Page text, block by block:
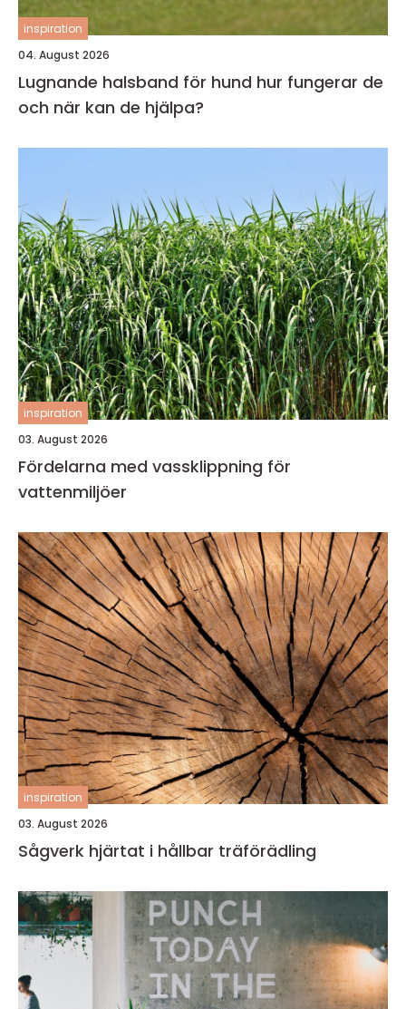
inspiration
04. August 2026
Lugnande halsband för hund hur fungerar de
och när kan de hjälpa?
inspiration
03. August 2026
Fördelarna med vassklippning för
vattenmiljöer
inspiration
03. August 2026
Sågverk hjärtat i hållbar träförädling